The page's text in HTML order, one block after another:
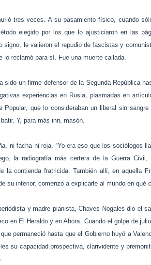
tres veces. A su pasamiento físico, cuando
elegido por los que lo ajusticiaron en las
signo, le valieron el repudio de fascistas y
lo reclamó para sí. Fue una muerte callada.
sido un firme defensor de la Segunda República
experiencias en Rusia, plasmadas en
Popular, que lo consideraban un liberal sin
Y, para más inri, masón.
ni facha ni roja. “Yo era eso que los sociólogos
la radiografía más certera de la Guerra
la contienda fratricida. También allí, en aquella
su interior, comenzó a explicarle al mundo en qué
y madre pianista, Chaves Nogales dio el
en El Heraldo y en Ahora. Cuando el golpe de
permaneció hasta que el Gobierno huyó a
su capacidad prospectiva, clarividente y